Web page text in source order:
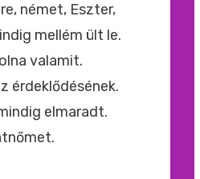
német, Eszter,
mellém ült le.
valamit.
érdeklődésének.
elmaradt.